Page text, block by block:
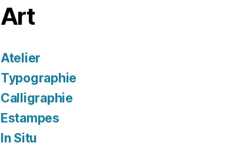
Art
Atelier
Typographie
Calligraphie
Estampes
In Situ